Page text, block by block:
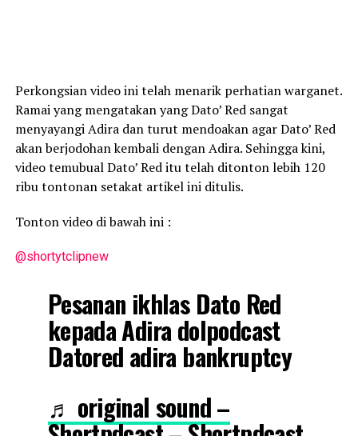
Perkongsian video ini telah menarik perhatian warganet.
Ramai yang mengatakan yang Dato’ Red sangat
menyayangi Adira dan turut mendoakan agar Dato’ Red
akan berjodohan kembali dengan Adira. Sehingga kini,
video temubual Dato’ Red itu telah ditonton lebih 120
ribu tontonan setakat artikel ini ditulis.
Tonton video di bawah ini :
@shortytclipnew
Pesanan ikhlas Dato Red
kepada Adira dolpodcast
Datored adira bankruptcy
♬ original sound –